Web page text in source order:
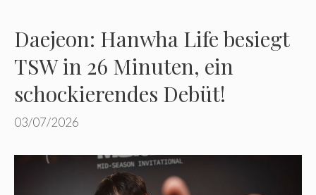
Daejeon: Hanwha Life besiegt
TSW in 26 Minuten, ein
schockierendes Debüt!
03/07/2026